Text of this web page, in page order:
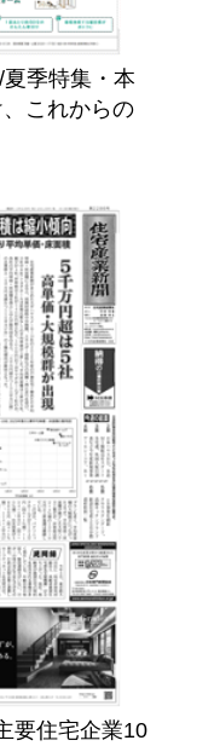
季特集・本
これからの
要住宅企業10